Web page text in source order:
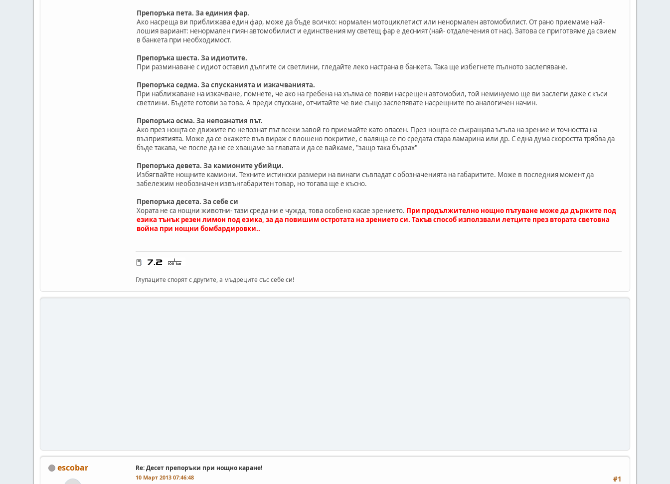
Препоръка пета. За единия фар.
Ако насреща ви приближава един фар, може да бъде всичко: нормален мотоциклетист или ненормален автомобилист. От рано приемаме най-
лошия вариант: ненормален пиян автомобилист и единствения му светещ фар е десният (най- отдалечения от нас). Затова се приготвяме да свием
в банкета при необходимост.
Препоръка шеста. За идиотите.
При разминаване с идиот оставил дългите си светлини, гледайте леко настрана в банкета. Така ще избегнете пълното заслепяване.
Препоръка седма. За спусканията и изкачванията.
При наближаване на изкачване, помнете, че ако на гребена на хълма се появи насрещен автомобил, той неминуемо ще ви заслепи даже с къси
светлини. Бъдете готови за това. А преди спускане, отчитайте че вие също заслепявате насрещните по аналогичен начин.
Препоръка осма. За непознатия път.
Ако през нощта се движите по непознат път всеки завой го приемайте като опасен. През нощта се съкращава ъгъла на зрение и точността на
възприятията. Може да се окажете във вираж с влошено покритие, с валяща се по средата стара ламарина или др. С една дума скоростта трябва да
бъде такава, че после да не се хващаме за главата и да се вайкаме, "защо така бързах"
Препоръка девета. За камионите убийци.
Избягвайте нощните камиони. Техните истински размери на винаги съвпадат с обозначенията на габаритите. Може в последния момент да
забележим необозначен извънгабаритен товар, но тогава ще е късно.
Препоръка десета. За себе си
Хората не са нощни животни- тази среда ни е чужда, това особено касае зрението. При продължително нощно пътуване може да държите под
езика тънък резен лимон под езика, за да повишим остротата на зрението си. Такъв способ използвали летците през втората световна
война при нощни бомбардировки..
Глупаците спорят с другите, а мъдреците със себе си!
escobar Re: Десет препоръки при нощно каране!
#1
10 Март 2013 07:46:48